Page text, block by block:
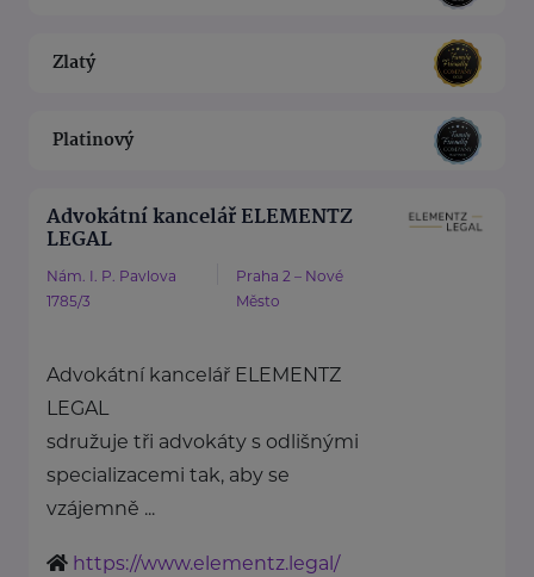
Zlatý
Platinový
Advokátní kancelář ELEMENTZ
LEGAL
Nám. I. P. Pavlova
1785/3
Praha 2 – Nové
Město
Advokátní kancelář ELEMENTZ
LEGAL
sdružuje tři advokáty s odlišnými
specializacemi tak, aby se
vzájemně ...
https://www.elementz.legal/